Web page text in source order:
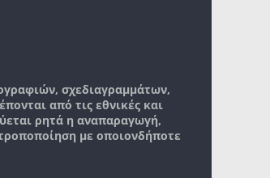
σχεδιαγραμμάτων,
από τις εθνικές και
ρητά η αναπαραγωγή,
με οποιονδήποτε